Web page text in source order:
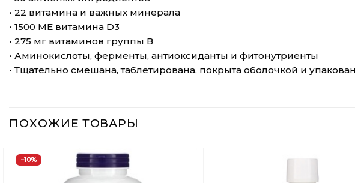
• 22 витамина и важных минерала
• 1500 МЕ витамина D3
• 275 мг витаминов группы В
• Аминокислоты, ферменты, антиоксиданты и фитонутриенты
• Тщательно смешана, таблетирована, покрыта оболочкой и
ПОХОЖИЕ ТОВАРЫ
−10%